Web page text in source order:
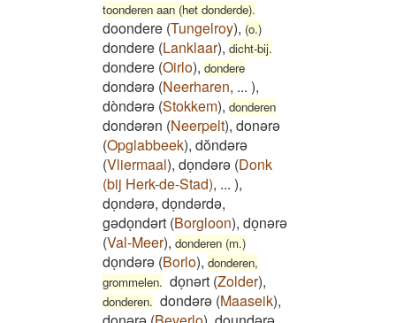
toonderen aan (het donderde).
doondere (Tungelroy), (o.)
dondere (Lanklaar), dicht-bij.
dondere (Oirlo), dondere
dondərə (Neerharen, ... ),
dòndərə (Stokkem), donderen
dondərən (Neerpelt), donərə
(Opglabbeek), dŏndərə
(Vliermaal), doͅndərə (Donk
(bij Herk-de-Stad), ... ),
doͅndərə, doͅndərdə,
gədoͅndərt (Borgloon), doͅnərə
(Val-Meer), donderen (m.)
doͅndərə (Borlo), donderen,
grommelen. doͅnərt (Zolder),
donderen. dondərə (Maaseik),